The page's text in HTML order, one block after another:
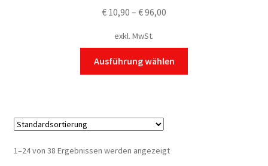
€ 10,90 – €96,00
exkl. MwSt.
Ausführung wählen
1–24 von 38 Ergebnissen werden angezeigt